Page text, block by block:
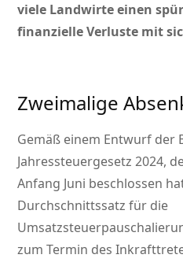
viele Landwirte einen
finanzielle Verluste mit
Zweimalige
Gemäß einem Entwurf der
Jahressteuergesetz 2024,
Anfang Juni beschlossen
Durchschnittssatz für die
zum Termin des